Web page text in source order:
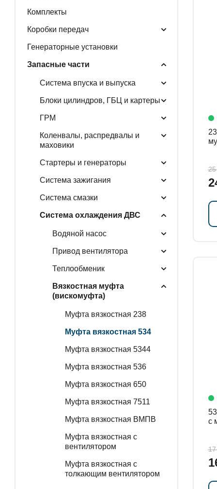
ГЕНЕРАТОРНЫЕ
Комплекты
Коробки передач
Генераторные установки
Запасные части
Система впуска и выпуска
Блоки цилиндров, ГБЦ и картеры
ГРМ
Коленвалы, распредвалы и
маховики
Стартеры и генераторы
Система зажигания
Система смазки
Система охлаждения ДВС
Водяной насос
Привод вентилятора
Теплообменик
Вязкостная муфта
(вискомуфта)
Муфта вязкостная 238
Муфта вязкостная 534
Муфта вязкостная 5344
Муфта вязкостная 536
Муфта вязкостная 650
Муфта вязкостная 7511
Муфта вязкостная ВМПВ
Муфта вязкостная с
вентилятором
Муфта вязкостная с
толкающим вентилятором
с